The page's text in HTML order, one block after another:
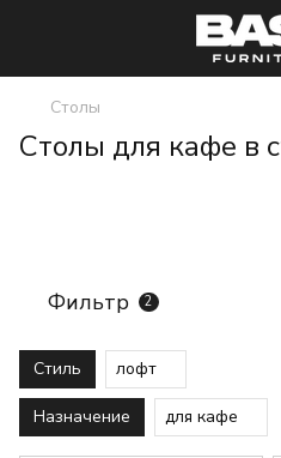
Столы
Столы для кафе в
Фильтр 2
Стиль лофт
Назначение для кафе